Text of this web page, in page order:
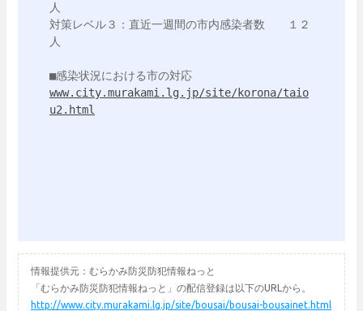
人
対策レベル３：直近一週間の市内感染者数　　１２
人
www.city.murakami.lg.jp/site/korona/taio
u2.html
情報提供元：むらかみ防災防犯情報ねっと
「むらかみ防災防犯情報ねっと」の配信登録は以下のURLから。
http://www.city.murakami.lg.jp/site/bousai/bousai-bousainet.html